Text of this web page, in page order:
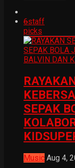
6staff
picks
SEPAK
Music Aug 4,